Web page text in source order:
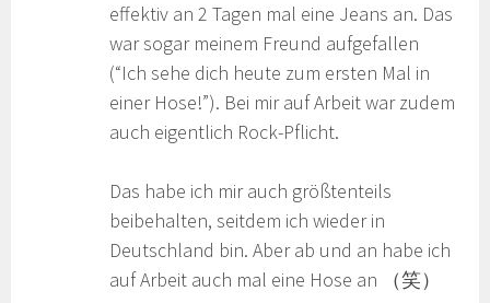
effektiv an 2 Tagen mal eine Jeans an. Das
war sogar meinem Freund aufgefallen
(“Ich sehe dich heute zum ersten Mal in
einer Hose!”). Bei mir auf Arbeit war zudem
auch eigentlich Rock-Pflicht.
Das habe ich mir auch größtenteils
beibehalten, seitdem ich wieder in
Deutschland bin. Aber ab und an habe ich
auf Arbeit auch mal eine Hose an （笑）